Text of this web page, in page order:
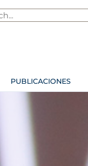
PUBLICACIONES